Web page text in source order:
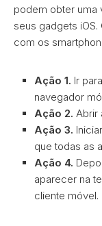
podem obter uma
seus gadgets
com os
Ação 1. Ir
navegador
Ação 2. Abrir
Ação 3.
que todas as
Ação 4.
aparecer na
cliente móvel.